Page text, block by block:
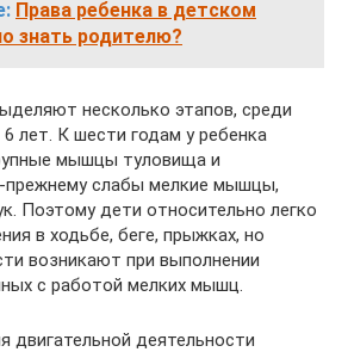
Права ребенка в детском
знать родителю?
несколько этапов, среди
лет. К шести годам у ребенка
мышцы туловища и
прежнему слабы мелкие мышцы,
Поэтому дети относительно легко
в ходьбе, беге, прыжках, но
возникают при выполнении
с работой мелких мышц.
двигательной деятельности